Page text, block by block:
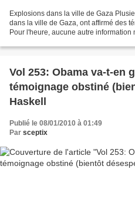
Explosions dans la ville de Gaza
dans la ville de Gaza, ont affirmé des
Pour l'heure, aucune autre information
Vol 253: Obama va-t-en
témoignage obstiné
Haskell
Publié le 08/01/2010 à 01:49
Par sceptix